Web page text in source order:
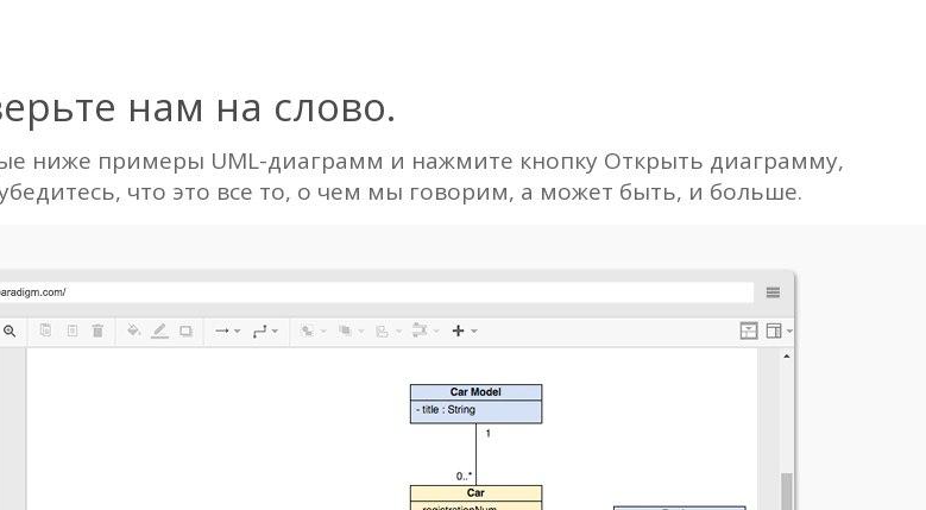
нам на слово.
ниже примеры UML-диаграмм и нажмите кнопку Открыть диаграмму,
что это все то, о чем мы говорим, а может быть, и больше.